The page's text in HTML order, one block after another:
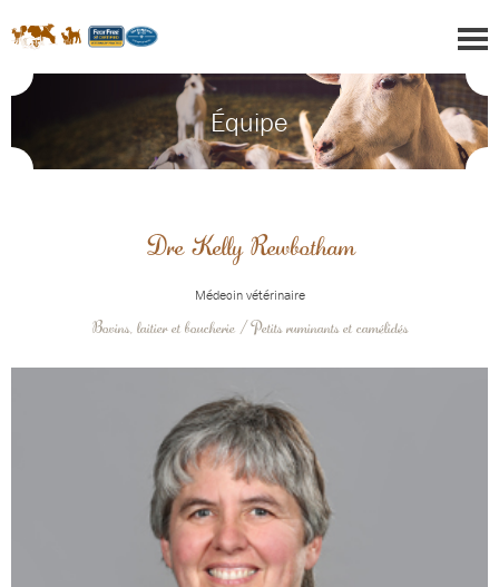
Équipe
Dre Kelly Rewbotham
Médecin vétérinaire
Bovins, laitier et boucherie / Petits ruminants et camélidés